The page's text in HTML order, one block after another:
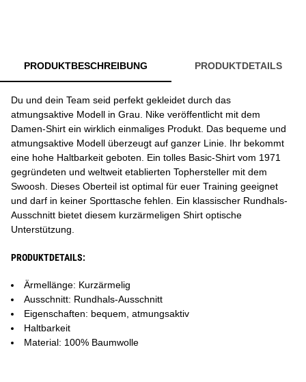
PRODUKTBESCHREIBUNG PRODUKTDETAILS
Du und dein Team seid perfekt gekleidet durch das
atmungsaktive Modell in Grau. Nike veröffentlicht mit dem
Damen-Shirt ein wirklich einmaliges Produkt. Das bequeme und
atmungsaktive Modell überzeugt auf ganzer Linie. Ihr bekommt
eine hohe Haltbarkeit geboten. Ein tolles Basic-Shirt vom 1971
gegründeten und weltweit etablierten Tophersteller mit dem
Swoosh. Dieses Oberteil ist optimal für euer Training geeignet
und darf in keiner Sporttasche fehlen. Ein klassischer Rundhals-
Ausschnitt bietet diesem kurzärmeligen Shirt optische
Unterstützung.
PRODUKTDETAILS:
Ärmellänge: Kurzärmelig
Ausschnitt: Rundhals-Ausschnitt
Eigenschaften: bequem, atmungsaktiv
Haltbarkeit
Material: 100% Baumwolle